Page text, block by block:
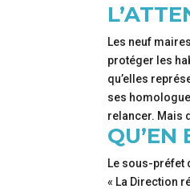
Les neuf
protéger les
qu’elles
ses
relancer. Mais
QU’EN
Le sous-préfet
« La Direction